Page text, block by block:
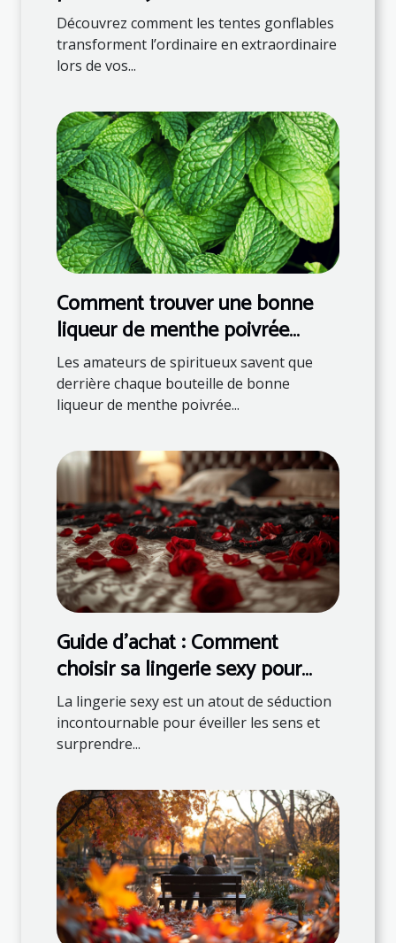
événements
Découvrez comment les tentes gonflables
transforment l’ordinaire en extraordinaire
lors de vos...
Comment trouver une bonne
liqueur de menthe poivrée
française ?
Les amateurs de spiritueux savent que
derrière chaque bouteille de bonne
liqueur de menthe poivrée...
Guide d'achat : Comment
choisir sa lingerie sexy pour
surprendre son partenaire
La lingerie sexy est un atout de séduction
incontournable pour éveiller les sens et
surprendre...